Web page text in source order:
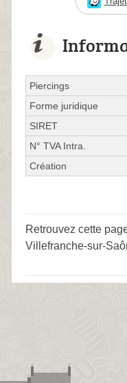
Piercings
Forme juridique
SIRET
N° TVA Intra.
Création
Retrouvez cette
Villefranche-sur-